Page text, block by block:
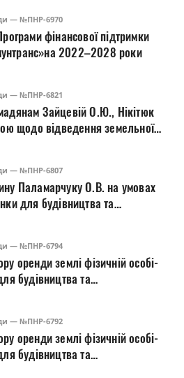
ділянка) - 02.01 на
м. Луцьку
— №ПНР-6970
фінансової підтримки
2022–2028 роки
— №ПНР-6821
Зайцевій О.Ю., Нікітюк
щодо відведення земельної
— №ПНР-6807
Паламарчуку О.В. на умовах
для будівництва та
— №ПНР-6794
оренди землі фізичній особі-
будівництва та
нежитловими приміщеннями
Карого, 7-А у м. Луцьку
— №ПНР-6792
оренди землі фізичній особі-
будівництва та